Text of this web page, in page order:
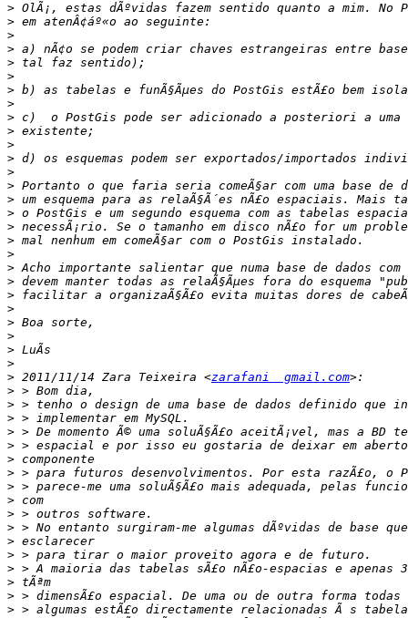
>
>
>
>
>
>
>
>
>
>
>
>
>
>
>
>
>
>
>
>
>
>
>
>
>
>
>
> 2011/11/14 Zara Teixeira <zarafani  gmail.com
>
>
>
>
>
>
>
>
>
>
>
>
>
>
>
>
>